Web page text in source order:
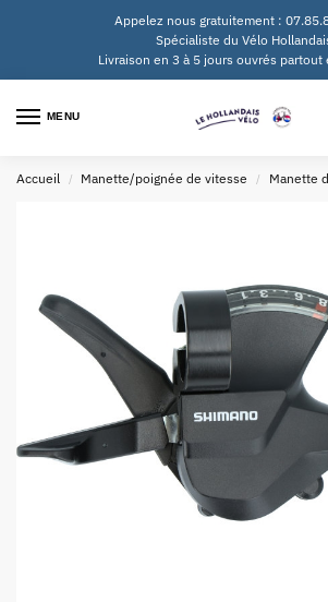
Appelez nous gratuitement :
Spécialiste du Vélo
Livraison en 3 à 5 jours ouvrés partout
MENU
Accueil / Manette/poignée de vitesse / Manette